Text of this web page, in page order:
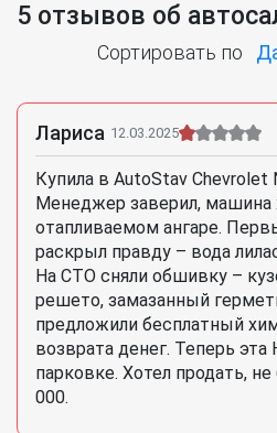
5 отзывов об
Сортировать по
Лариса 12.03.2025
Купила в AutoStav Chevrolet
Менеджер заверил, машина
отапливаемом ангаре.
раскрыл правду – вода
На СТО сняли обшивку –
решето, замазанный
предложили бесплатный
возврата денег. Теперь
парковке. Хотел продать,
000.